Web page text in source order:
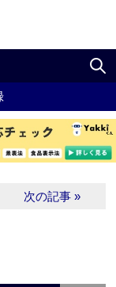
次の記事 »